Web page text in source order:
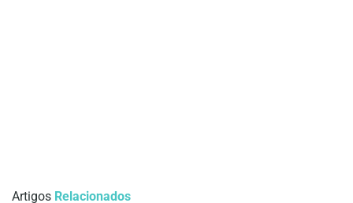
Artigos Relacionados